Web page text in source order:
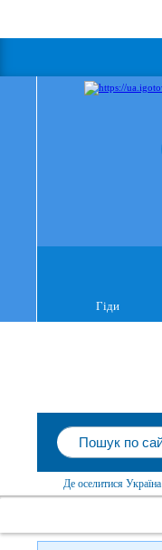
Гіди
Де оселитися Україна